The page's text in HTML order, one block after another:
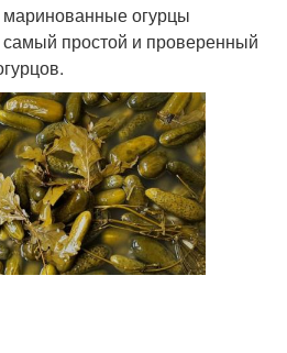
маринованные огурцы
простой и проверенный